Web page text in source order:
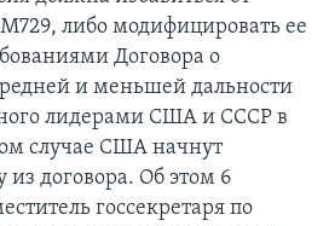
либо модифицировать ее
Договора о
и меньшей дальности
лидерами США и СССР в
случае США начнут
из договора. Об этом 6
госсекретаря по